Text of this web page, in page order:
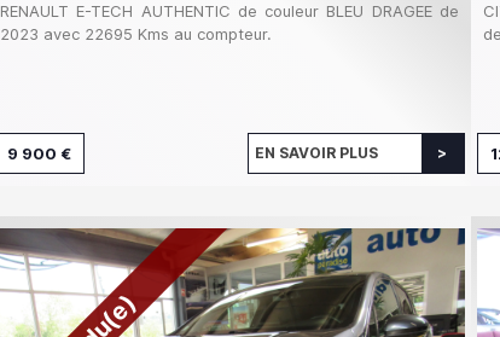
RENAULT E-TECH AUTHENTIC de couleur BLEU DRAGEE de
2023 avec 22695 Kms au compteur.
9 900 € EN SAVOIR PLUS